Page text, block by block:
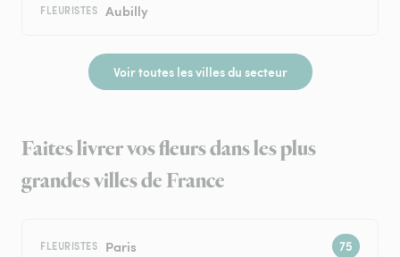
FLEURISTES Aubilly
Voir toutes les villes du secteur
Faites livrer vos fleurs dans les plus
grandes villes de France
FLEURISTES Paris